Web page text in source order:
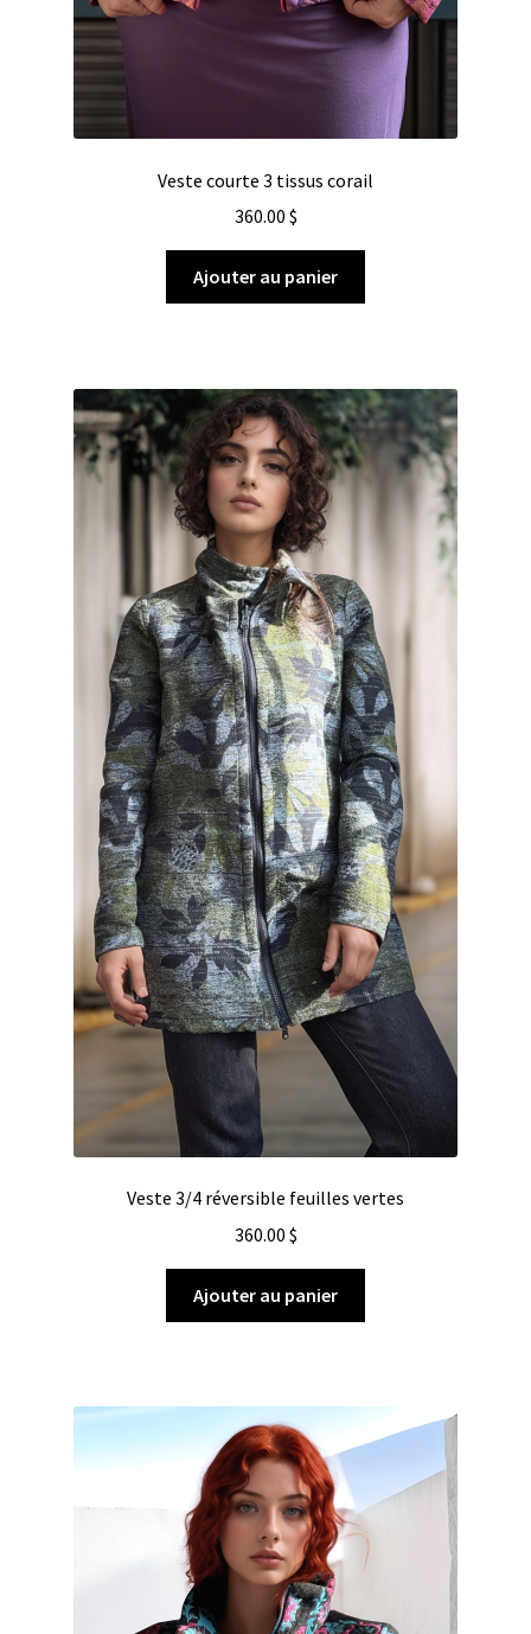
Veste courte 3 tissus corail
360.00 $
Ajouter au panier
Veste 3/4 réversible feuilles vertes
360.00 $
Ajouter au panier